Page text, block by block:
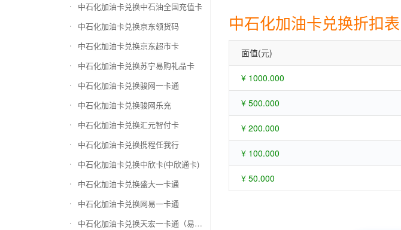
中石化加油卡兑换中石油全国充值卡
中石化加油卡兑换京东领货码
中石化加油卡兑换京东超市卡
中石化加油卡兑换苏宁易购礼品卡
中石化加油卡兑换骏网一卡通
中石化加油卡兑换骏网乐充
中石化加油卡兑换汇元智付卡
中石化加油卡兑换携程任我行
中石化加油卡兑换中欣卡(中欣通卡)
中石化加油卡兑换盛大一卡通
中石化加油卡兑换网易一卡通
中石化加油卡兑换天宏一卡通（易冲天宏卡）
中石化加油卡兑换折扣表
面值(元)
¥ 1000.000
¥ 500.000
¥ 200.000
¥ 100.000
¥ 50.000